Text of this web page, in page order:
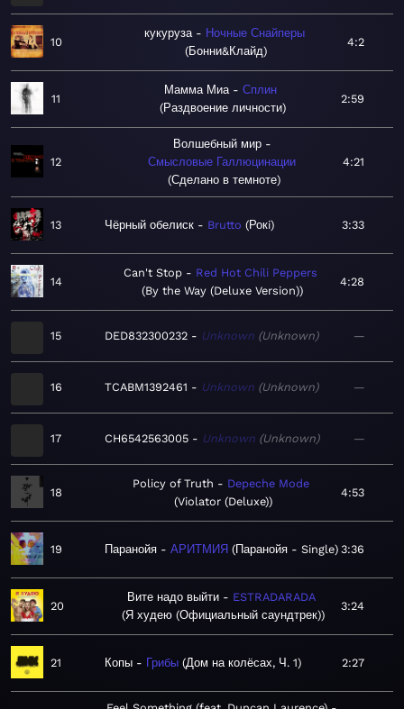
10
кукуруза
Ночные Снайперы
Бонни&Клайд
4:2
11
Мамма Миа
Сплин
Раздвоение личности
2:59
12
Волшебный мир
Смысловые Галлюцинации
Сделано в темноте
4:21
13 Чёрный обелиск Brutto Рокi 3:33
14
Can't Stop
Red Hot Chili Peppers
By the Way (Deluxe Version)
4:28
15 DED832300232 Unknown Unknown —
16 TCABM1392461 Unknown Unknown —
17 CH6542563005 Unknown Unknown —
18
Policy of Truth
Depeche Mode
Violator (Deluxe)
4:53
19 Паранойя АРИТМИЯ Паранойя - Single 3:36
20
Вите надо выйти
ESTRADARADA
Я худею (Официальный саундтрек)
3:24
21 Копы Грибы Дом на колёсах, Ч. 1 2:27